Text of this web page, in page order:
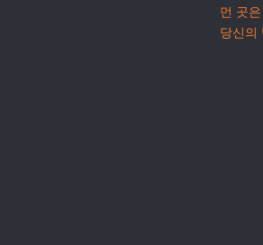
먼 곳
당신의